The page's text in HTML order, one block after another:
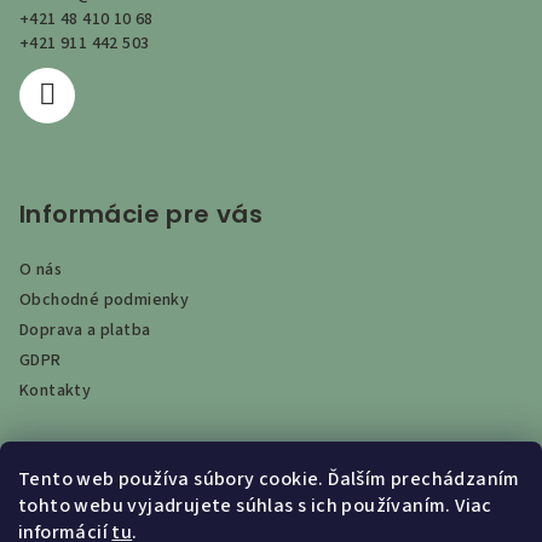
Tento web používa súbory cookie. Ďalším prechádzaním
tohto webu vyjadrujete súhlas s ich používaním. Viac
informáciítu.
+421 48 410 10 68
+421 911 442 503
Informácie pre vás
O nás
Obchodné podmienky
Doprava a platba
GDPR
Kontakty
Vyhľadávanie